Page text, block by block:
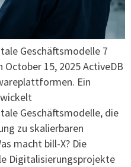
Geschäftsmodelle 7
15, 2025 ActiveDB
Ein
Geschäftsmodelle, die
zu skalierbaren
macht bill-X? Die
Digitalisierungsprojekte